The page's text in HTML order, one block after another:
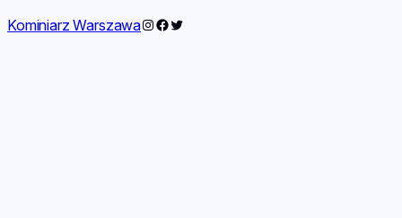
Kominiarz WarszawaInstagram
Facebook
Twitter